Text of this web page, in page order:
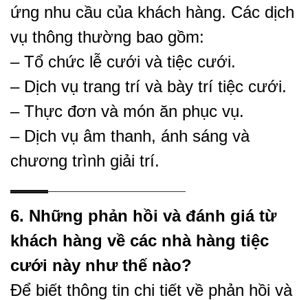
ứng nhu cầu của khách hàng. Các dịch
vụ thông thường bao gồm:
– Tổ chức lễ cưới và tiệc cưới.
– Dịch vụ trang trí và bày trí tiệc cưới.
– Thực đơn và món ăn phục vụ.
– Dịch vụ âm thanh, ánh sáng và
chương trình giải trí.
6. Những phản hồi và đánh giá từ
khách hàng về các nhà hàng tiệc
cưới này như thế nào?
Để biết thông tin chi tiết về phản hồi và